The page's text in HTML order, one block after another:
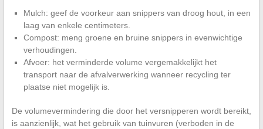
Mulch: geef de voorkeur aan snippers van droog hout, in een
laag van enkele centimeters.
Compost: meng groene en bruine snippers in evenwichtige
verhoudingen.
Afvoer: het verminderde volume vergemakkelijkt het
transport naar de afvalverwerking wanneer recycling ter
plaatse niet mogelijk is.
De volumevermindering die door het versnipperen wordt bereikt,
is aanzienlijk, wat het gebruik van tuinvuren (verboden in de